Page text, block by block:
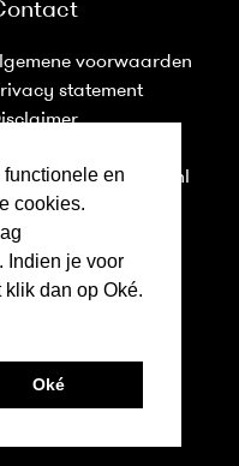
en
cookies.
Indien je voor
dan op Oké.
Oké
voorwaarden
statement
2026 © ditismbo.nl
Inloggen